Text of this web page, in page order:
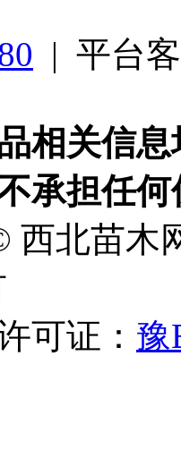
| 平台
相关信
承担任
西北苗木
可证： 豫